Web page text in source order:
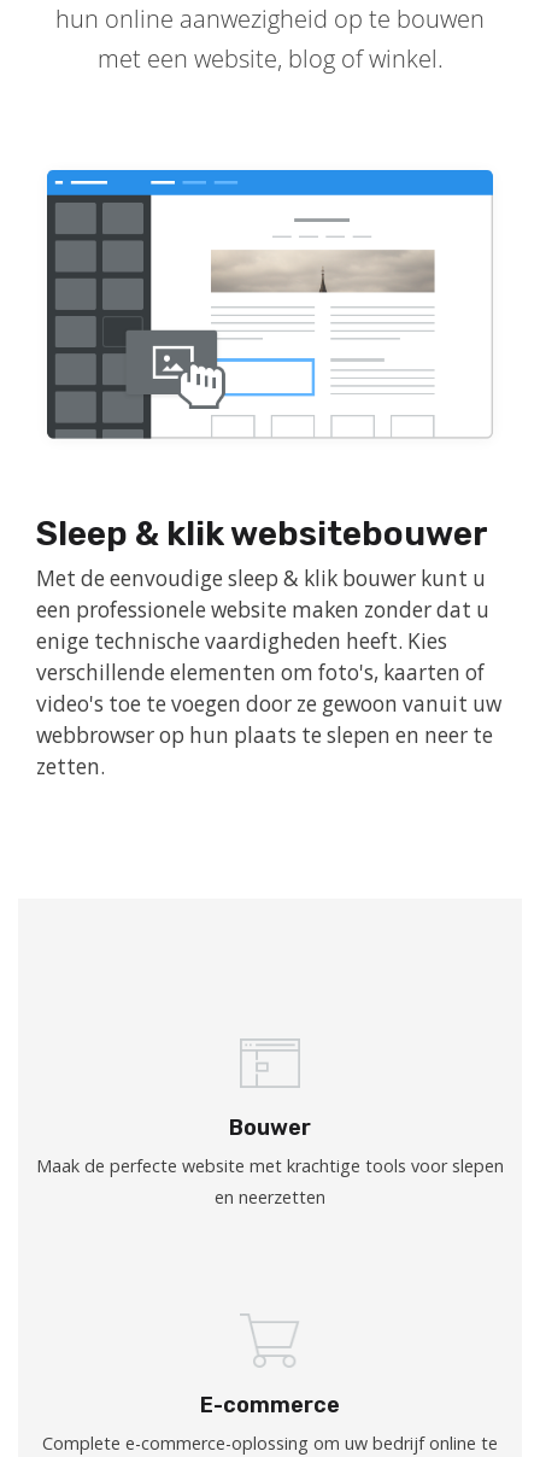
hun online aanwezigheid op te bouwen
met een website, blog of winkel.
Sleep & klik websitebouwer
Met de eenvoudige sleep & klik bouwer kunt u
een professionele website maken zonder dat u
enige technische vaardigheden heeft. Kies
verschillende elementen om foto's, kaarten of
video's toe te voegen door ze gewoon vanuit uw
webbrowser op hun plaats te slepen en neer te
zetten.
Bouwer
Maak de perfecte website met krachtige tools voor slepen
en neerzetten
E-commerce
Complete e-commerce-oplossing om uw bedrijf online te